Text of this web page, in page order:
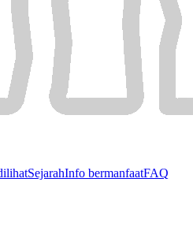
SejarahInfo bermanfaatFAQ